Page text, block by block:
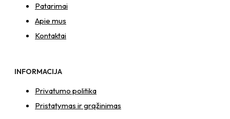
Patarimai
Apie mus
Kontaktai
INFORMACIJA
Privatumo politika
Pristatymas ir grąžinimas